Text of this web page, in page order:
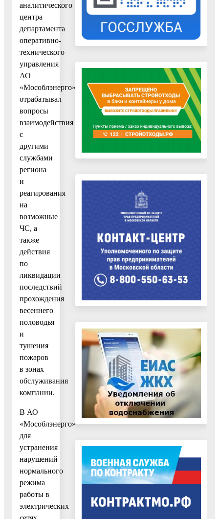
аналитического
центра
департамента
оперативно-
технического
управления
АО
«Мособлэнерго»
отрабатывал
вопросы
взаимодействия
с
другими
службами
региона
и
реагирования
на
возможные
ЧС, а
также
действия
по
ликвидации
последствий
прохождения
весеннего
половодья
и
тушения
пожаров
в зонах
обслуживания
компании.
В АО
«Мособлэнерго»
для
устранения
нарушений
нормального
режима
работы в
электрических